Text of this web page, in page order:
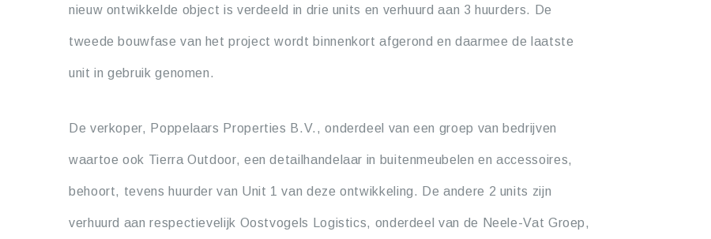
nieuw ontwikkelde object is verdeeld in drie units en verhuurd aan 3 huurders. De
tweede bouwfase van het project wordt binnenkort afgerond en daarmee de laatste
unit in gebruik genomen.
De verkoper, Poppelaars Properties B.V., onderdeel van een groep van bedrijven
waartoe ook Tierra Outdoor, een detailhandelaar in buitenmeubelen en accessoires,
behoort, tevens huurder van Unit 1 van deze ontwikkeling. De andere 2 units zijn
verhuurd aan respectievelijk Oostvogels Logistics, onderdeel van de Neele-Vat Groep,